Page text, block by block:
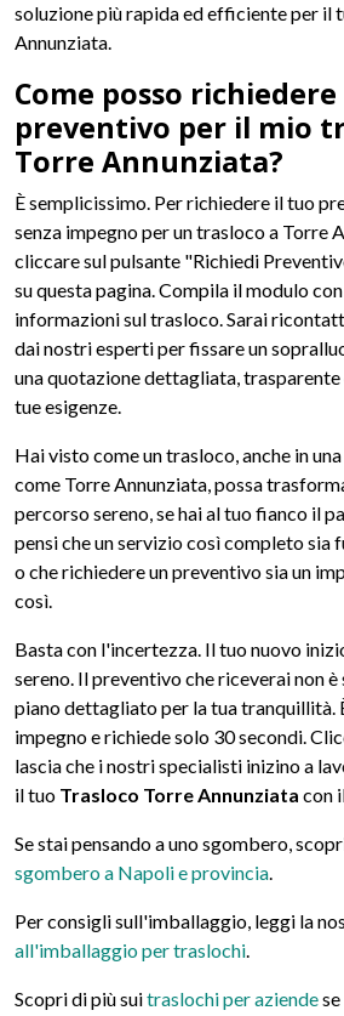
soluzione più rapida ed efficiente per il
Annunziata.
Come posso
preventivo per il mio
Torre Annunziata?
È semplicissimo. Per richiedere il tuo
senza impegno per un trasloco a Torre
cliccare sul pulsante "Richiedi
su questa pagina. Compila il modulo
informazioni sul trasloco. Sarai
dai nostri esperti per fissare un
una quotazione dettagliata,
tue esigenze.
Hai visto come un trasloco, anche in
come Torre Annunziata, possa
percorso sereno, se hai al tuo fianco il
pensi che un servizio così completo sia
o che richiedere un preventivo sia un
così.
Basta con l'incertezza. Il tuo nuovo
sereno. Il preventivo che riceverai non è
piano dettagliato per la tua tranquillità.
impegno e richiede solo 30 secondi.
lascia che i nostri specialisti inizino a
il tuo Trasloco Torre Annunziata con
Se stai pensando a uno sgombero,
sgombero a Napoli e provincia.
Per consigli sull'imballaggio, leggi la
all'imballaggio per traslochi.
Scopri di più suitraslochi per aziende